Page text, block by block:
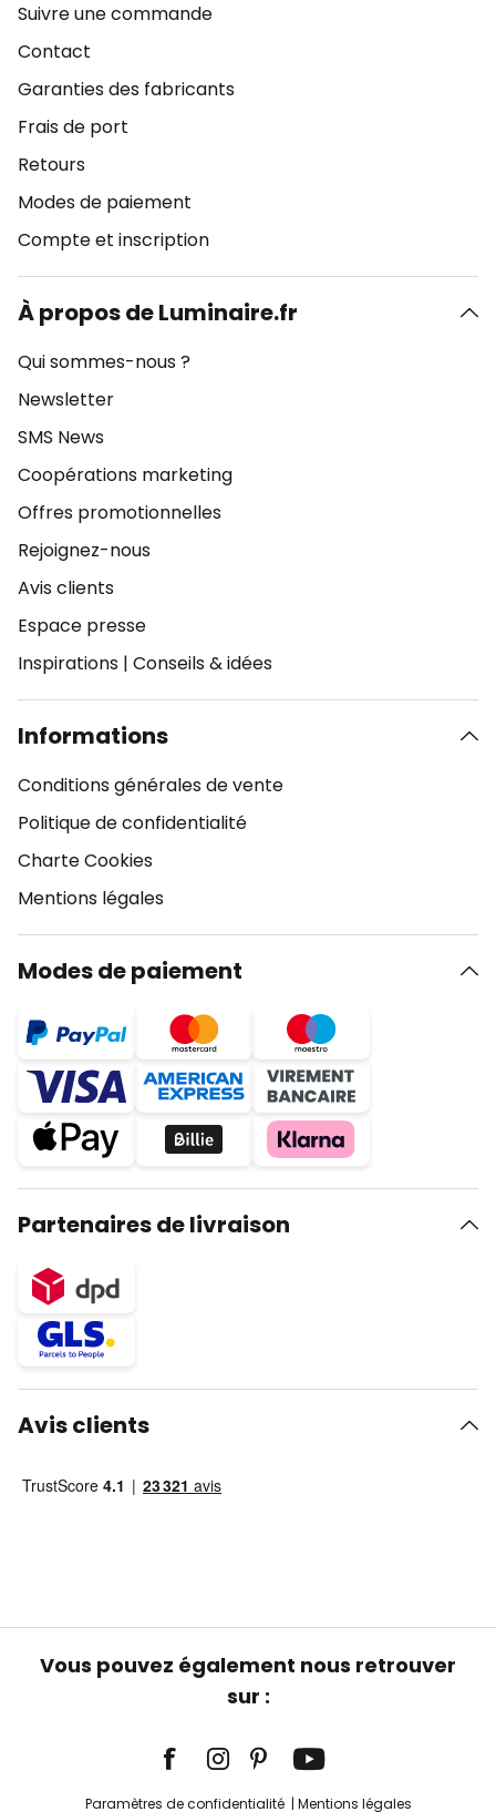
Suivre une commande
Contact
Garanties des fabricants
Frais de port
Retours
Modes de paiement
Compte et inscription
À propos de Luminaire.fr
Qui sommes-nous ?
Newsletter
SMS News
Coopérations marketing
Offres promotionnelles
Rejoignez-nous
Avis clients
Espace presse
Inspirations | Conseils & idées
Informations
Conditions générales de vente
Politique de confidentialité
Charte Cookies
Mentions légales
Modes de paiement
Partenaires de livraison
Avis clients
Vous pouvez également nous retrouver
sur :
Paramètres de confidentialité Mentions légales